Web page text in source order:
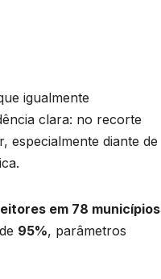
igualmente
clara: no recorte
especialmente diante de
em 78 municípios
95%, parâmetros